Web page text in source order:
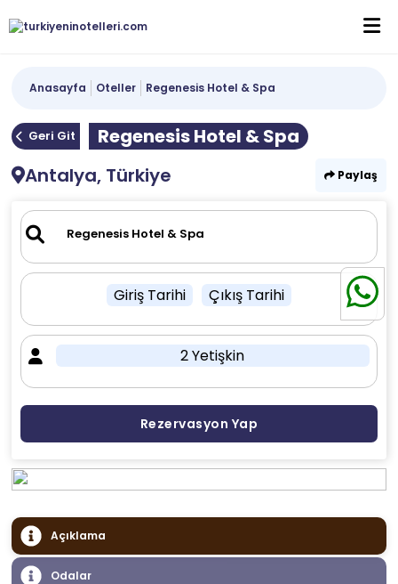
Anasayfa Oteller Regenesis Hotel & Spa
Geri Git
Regenesis Hotel & Spa
Antalya, Türkiye
Paylaş
Giriş Tarihi Çıkış Tarihi
2 Yetişkin
Rezervasyon Yap
Açıklama
Odalar